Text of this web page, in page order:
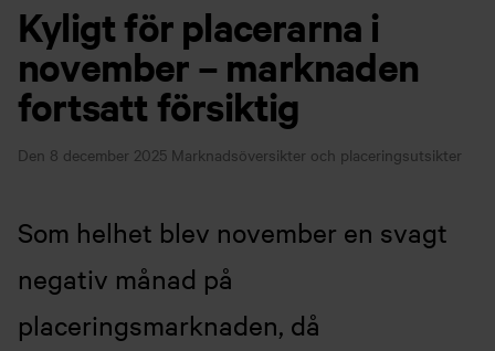
Kyligt för placerarna i
november – marknaden
fortsatt försiktig
Den 8 december 2025 Marknadsöversikter och placeringsutsikter
Som helhet blev november en svagt
negativ månad på
placeringsmarknaden, då